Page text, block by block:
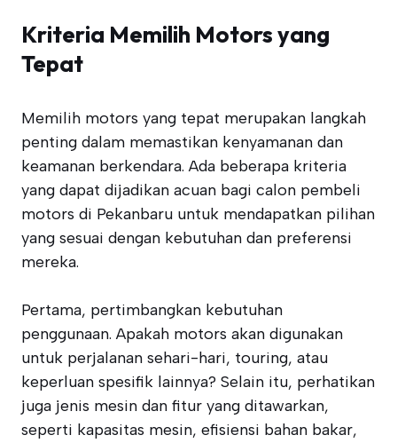
Kriteria Memilih Motors yang
Tepat
Memilih motors yang tepat merupakan langkah
penting dalam memastikan kenyamanan dan
keamanan berkendara. Ada beberapa kriteria
yang dapat dijadikan acuan bagi calon pembeli
motors di Pekanbaru untuk mendapatkan pilihan
yang sesuai dengan kebutuhan dan preferensi
mereka.
Pertama, pertimbangkan kebutuhan
penggunaan. Apakah motors akan digunakan
untuk perjalanan sehari-hari, touring, atau
keperluan spesifik lainnya? Selain itu, perhatikan
juga jenis mesin dan fitur yang ditawarkan,
seperti kapasitas mesin, efisiensi bahan bakar,